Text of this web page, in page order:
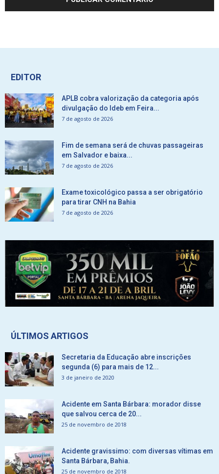
EDITOR
APLB cobra valorização da categoria após
divulgação do Ideb em Feira...
7 de agosto de 2026
Fim de semana será de chuvas passageiras
em Salvador e baixa...
7 de agosto de 2026
Exame toxicológico passa a ser obrigatório
para tirar CNH na Bahia
7 de agosto de 2026
ÚLTIMOS ARTIGOS
Secretaria da Educação abre inscrições
segunda (6) para mais de 12...
3 de janeiro de 2020
Acidente em Santa Bárbara: morador disse
que salvou cerca de 20...
25 de novembro de 2018
Acidente gravissimo: com diversas vítimas em
Santa Bárbara, Bahia.
25 de novembro de 2018